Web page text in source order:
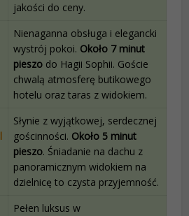
jakości do ceny.
Nienaganna obsługa i elegancki
wystrój pokoi. Około 7 minut
pieszo do Hagii Sophii. Goście
chwalą atmosferę butikowego
hotelu oraz taras z widokiem.
Słynie z wyjątkowej, serdecznej
gościnności. Około 5 minut
pieszo. Śniadanie na dachu z
panoramicznym widokiem na
dzielnicę to czysta przyjemność.
Pełen luksus w